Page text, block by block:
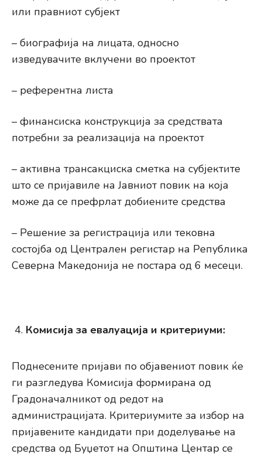
или правниот субјект
– биографија на лицата, односно
изведувачите вклучени во проектот
– референтна листа
– финансиска конструкција за средствата
потребни за реализација на проектот
– активна трансакциска сметка на субјектите
што се пријавиле на Јавниот повик на која
може да се префрлат добиените средства
– Решение за регистрација или тековна
состојба од Централен регистар на Република
Северна Македонија не постара од 6 месеци.
Комисија за евалуација и критериуми:
Поднесените пријави по објавениот повик ќе
ги разгледува Комисија формирана од
Градоначалникот од редот на
администрацијата. Критериумите за избор на
пријавените кандидати при доделување на
средства од Буџетот на Општина Центар се